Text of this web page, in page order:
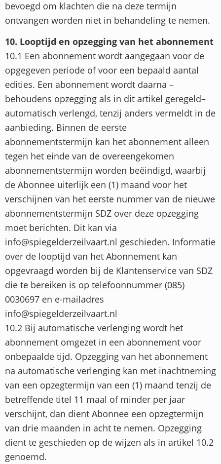
bevoegd om klachten die na deze termijn
ontvangen worden niet in behandeling te nemen.
10. Looptijd en opzegging van het abonnement
10.1 Een abonnement wordt aangegaan voor de
opgegeven periode of voor een bepaald aantal
edities. Een abonnement wordt daarna –
behoudens opzegging als in dit artikel geregeld–
automatisch verlengd, tenzij anders vermeldt in de
aanbieding. Binnen de eerste
abonnementstermijn kan het abonnement alleen
tegen het einde van de overeengekomen
abonnementstermijn worden beëindigd, waarbij
de Abonnee uiterlijk een (1) maand voor het
verschijnen van het eerste nummer van de nieuwe
abonnementstermijn SDZ over deze opzegging
moet berichten. Dit kan via
info@spiegelderzeilvaart.nl geschieden. Informatie
over de looptijd van het Abonnement kan
opgevraagd worden bij de Klantenservice van SDZ
die te bereiken is op telefoonnummer (085)
0030697 en e-mailadres
info@spiegelderzeilvaart.nl
10.2 Bij automatische verlenging wordt het
abonnement omgezet in een abonnement voor
onbepaalde tijd. Opzegging van het abonnement
na automatische verlenging kan met inachtneming
van een opzegtermijn van een (1) maand tenzij de
betreffende titel 11 maal of minder per jaar
verschijnt, dan dient Abonnee een opzegtermijn
van drie maanden in acht te nemen. Opzegging
dient te geschieden op de wijzen als in artikel 10.2
genoemd.